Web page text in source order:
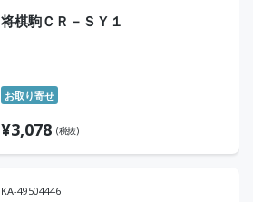
将棋駒ＣＲ－ＳＹ１
お取り寄せ
¥3,078 (税抜)
KA-49504446